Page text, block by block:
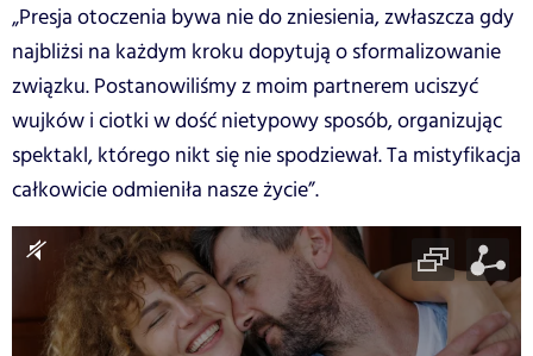
„Presja otoczenia bywa nie do zniesienia, zwłaszcza gdy
najbliżsi na każdym kroku dopytują o sformalizowanie
związku. Postanowiliśmy z moim partnerem uciszyć
wujków i ciotki w dość nietypowy sposób, organizując
spektakl, którego nikt się nie spodziewał. Ta mistyfikacja
całkowicie odmieniła nasze życie”.